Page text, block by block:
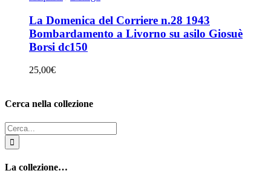
La Domenica del Corriere n.28 1943
Bombardamento a Livorno su asilo Giosuè
Borsi dc150
25,00€
Cerca nella collezione
Cerca
per:
La collezione…